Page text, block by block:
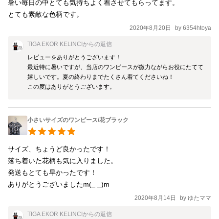
暑い毎日の中とても気持ちよく着させてもらってます。
2020年8月20日 by 6354htoya
TIGA EKOR KELINCI からの返信
レビューをありがとうございます！
最近特に暑いですが、当店のワンピースが微力ながらお役にたてて
嬉しいです。夏の終わりまでたくさん着てくださいね！
この度はありがとうございます。
小さいサイズのワンピース/花ブラック
サイズ、ちょうど良かったです！
落ち着いた花柄も気に入りました。
発送もとても早かったです！
ありがとうございましたm(_ _)m
2020年8月14日 by ゆたママ
TIGA EKOR KELINCI からの返信